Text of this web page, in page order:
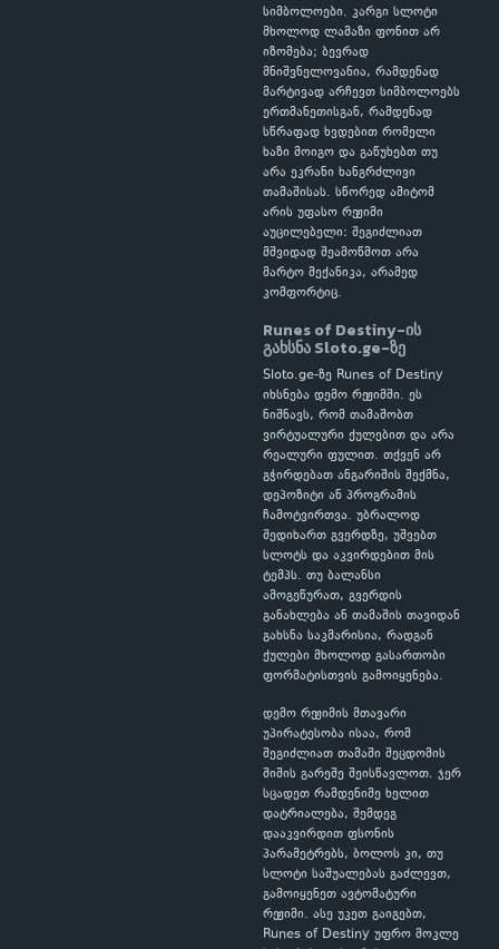
სიმბოლოები. კარგი სლოტი
მხოლოდ ლამაზი ფონით არ
იზომება; ბევრად
მნიშვნელოვანია, რამდენად
მარტივად არჩევთ სიმბოლოებს
ერთმანეთისგან, რამდენად
სწრაფად ხვდებით რომელი
ხაზი მოიგო და გაწუხებთ თუ
არა ეკრანი ხანგრძლივი
თამაშისას. სწორედ ამიტომ
არის უფასო რეჟიმი
აუცილებელი: შეგიძლიათ
მშვიდად შეამოწმოთ არა
მარტო მექანიკა, არამედ
კომფორტიც.
Runes of Destiny-ის
გახსნა Sloto.ge-ზე
Sloto.ge-ზე Runes of Destiny
იხსნება დემო რეჟიმში. ეს
ნიშნავს, რომ თამაშობთ
ვირტუალური ქულებით და არა
რეალური ფულით. თქვენ არ
გჭირდებათ ანგარიშის შექმნა,
დეპოზიტი ან პროგრამის
ჩამოტვირთვა. უბრალოდ
შედიხართ გვერდზე, უშვებთ
სლოტს და აკვირდებით მის
ტემპს. თუ ბალანსი
ამოგეწურათ, გვერდის
განახლება ან თამაშის თავიდან
გახსნა საკმარისია, რადგან
ქულები მხოლოდ გასართობი
ფორმატისთვის გამოიყენება.
დემო რეჟიმის მთავარი
უპირატესობა ისაა, რომ
შეგიძლიათ თამაში შეცდომის
შიშის გარეშე შეისწავლოთ. ჯერ
სცადეთ რამდენიმე ხელით
დატრიალება, შემდეგ
დააკვირდით ფსონის
პარამეტრებს, ბოლოს კი, თუ
სლოტი საშუალებას გაძლევთ,
გამოიყენეთ ავტომატური
რეჟიმი. ასე უკეთ გაიგებთ,
Runes of Destiny უფრო მოკლე